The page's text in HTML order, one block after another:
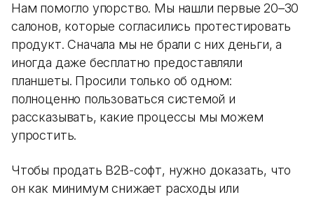
Нам помогло упорство. Мы нашли первые 20–30
салонов, которые согласились протестировать
продукт. Сначала мы не брали с них деньги, а
иногда даже бесплатно предоставляли
планшеты. Просили только об одном:
полноценно пользоваться системой и
рассказывать, какие процессы мы можем
упростить.
Чтобы продать B2B-софт, нужно доказать, что
он как минимум снижает расходы или